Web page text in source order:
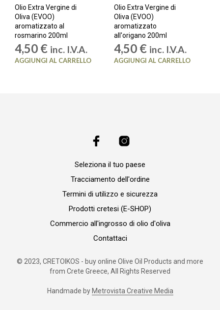
Olio Extra Vergine di
Oliva (EVOO)
aromatizzato al
rosmarino 200ml
4,50 € inc. I.V.A.
AGGIUNGI AL CARRELLO
Olio Extra Vergine di
Oliva (EVOO)
aromatizzato
all'origano 200ml
4,50 € inc. I.V.A.
AGGIUNGI AL CARRELLO
Seleziona il tuo paese
Tracciamento dell'ordine
Termini di utilizzo e sicurezza
Prodotti cretesi (E-SHOP)
Commercio all'ingrosso di olio d'oliva
Contattaci
© 2023, CRETOIKOS - buy online Olive Oil Products and more
from Crete Greece, All Rights Reserved
Handmade by Metrovista Creative Media